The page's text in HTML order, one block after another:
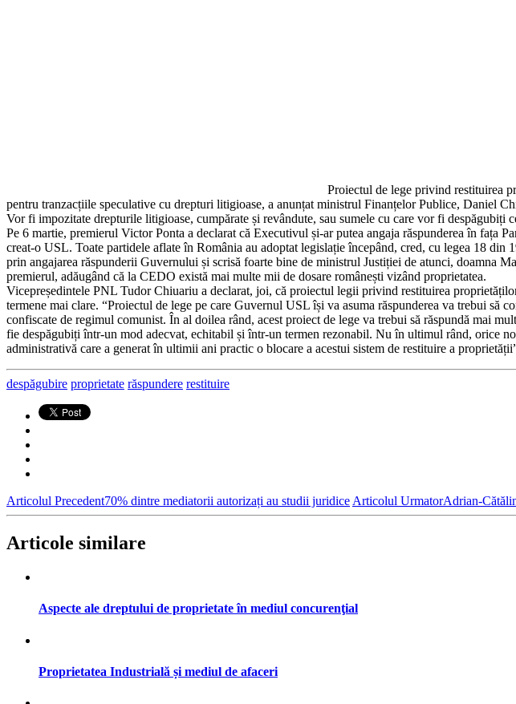
Proiectul de lege privind restituirea
pentru tranzacțiile speculative cu drepturi litigioase, a anunțat ministrul Finanțelor Publice, Daniel
Vor fi impozitate drepturile litigioase, cumpărate și revândute, sau sumele cu care vor fi despăgubiți
Pe 6 martie, premierul Victor Ponta a declarat că Executivul și-ar putea angaja răspunderea în fața
creat-o USL. Toate partidele aflate în România au adoptat legislație începând, cred, cu legea 18
prin angajarea răspunderii Guvernului și scrisă foarte bine de ministrul Justiției de atunci, doamna
premierul, adăugând că la CEDO există mai multe mii de dosare românești vizând proprietatea.
Vicepreședintele PNL Tudor Chiuariu a declarat, joi, că proiectul legii privind restituirea
termene mai clare. “Proiectul de lege pe care Guvernul USL își va asuma răspunderea va trebui
confiscate de regimul comunist. În al doilea rând, acest proiect de lege va trebui să răspundă mai
fie despăgubiți într-un mod adecvat, echitabil și într-un termen rezonabil. Nu în ultimul rând, orice
administrativă care a generat în ultimii ani practic o blocare a acestui sistem de restituire a
despăgubire proprietate răspundere restituire
Articolul Precedent70% dintre mediatorii autorizați au studii juridice Articolul UrmatorAdrian-
Articole similare
Aspecte ale dreptului de proprietate în mediul concurenţial
Proprietatea Industrială și mediul de afaceri